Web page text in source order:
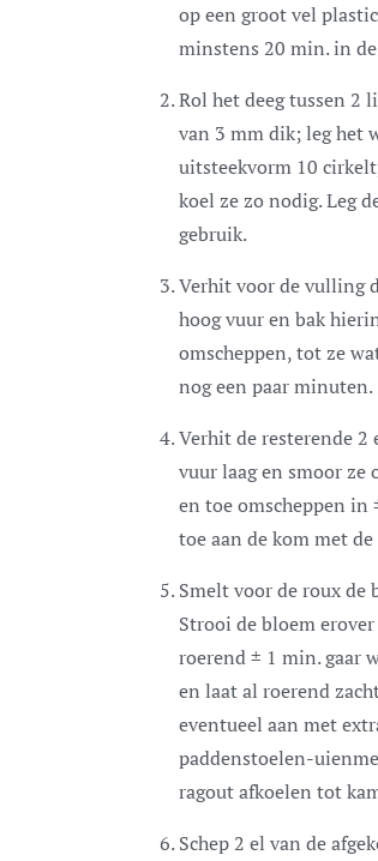
op een groot vel
minstens 20 min. in
Rol het deeg tussen 2
van 3 mm dik; leg het
uitsteekvorm 10
koel ze zo nodig. Leg
gebruik.
Verhit voor de vulling
hoog vuur en bak
omscheppen, tot ze
nog een paar minuten.
Verhit de resterende 2
vuur laag en smoor ze
en toe omscheppen in
toe aan de kom met
Smelt voor de roux
Strooi de bloem
roerend ± 1 min. gaar
en laat al roerend
eventueel aan met
paddenstoelen-
ragout afkoelen tot
Schep 2 el van de